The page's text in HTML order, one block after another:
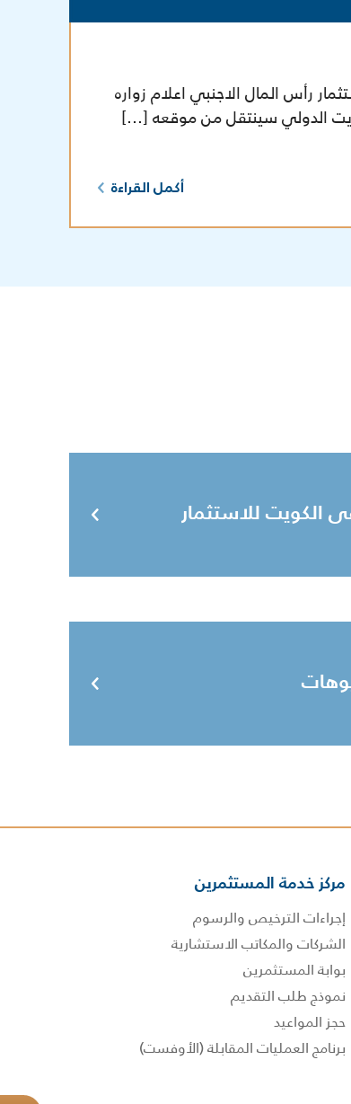
مكتب استثمار رأس المال الاجنبي اعلام زواره
الدولي سينتقل من موقعه […]
أكمل القراءة
الكويت للاستثمار
مركز خدمة المستثمرين
إجراءات الترخيص والرسوم
الشركات والمكاتب الاستشارية
بوابة المستثمرين
نموذج طلب التقديم
حجز المواعيد
برنامج العمليات المقابلة (الأوفست)